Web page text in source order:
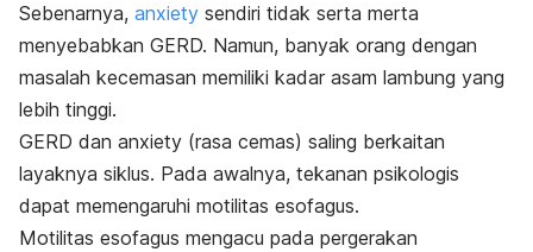
Sebenarnya, anxiety sendiri tidak serta merta
menyebabkan GERD. Namun, banyak orang dengan
masalah kecemasan memiliki kadar asam lambung yang
lebih tinggi.
GERD dan anxiety (rasa cemas) saling berkaitan
layaknya siklus. Pada awalnya, tekanan psikologis
dapat memengaruhi motilitas esofagus.
Motilitas esofagus mengacu pada pergerakan